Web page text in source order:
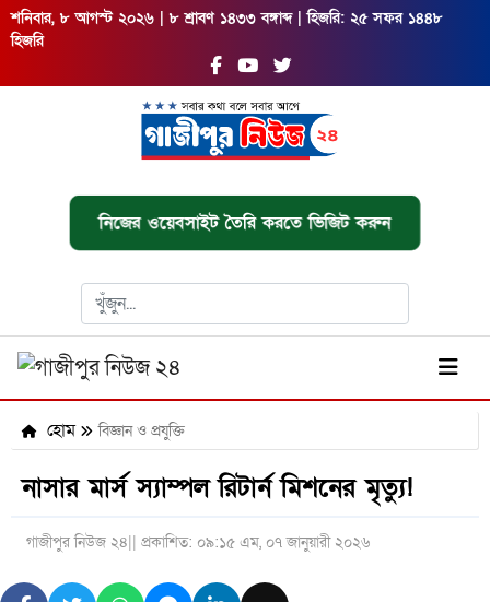
শনিবার, ৮ আগস্ট ২০২৬ | ৮ শ্রাবণ ১৪৩৩ বঙ্গাব্দ | হিজরি: ২৫ সফর ১৪৪৮
হিজরি
নিজের ওয়েবসাইট তৈরি করতে ভিজিট করুন
হোম বিজ্ঞান ও প্রযুক্তি
নাসার মার্স স্যাম্পল রিটার্ন মিশনের মৃত্যু!
গাজীপুর নিউজ ২৪ || প্রকাশিত: ০৯:১৫ এম, ০৭ জানুয়ারী ২০২৬